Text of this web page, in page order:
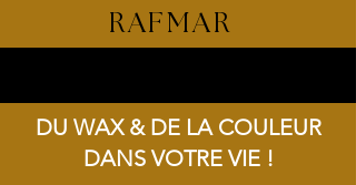
RAFMAR
DU WAX & DE LA COULEUR
DANS VOTRE VIE !